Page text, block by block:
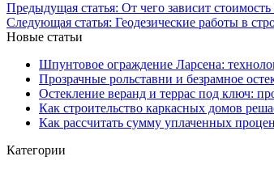
Предыдущая статья: От чего зависит
Следующая статья: Геодезические работы в
Новые статьи
Шпунтовое ограждение Ларсена:
Прозрачные рольставни и безрамное
Остекление веранд и террас под ключ:
Как строительство каркасных домов
Как рассчитать сумму уплаченных
Категории